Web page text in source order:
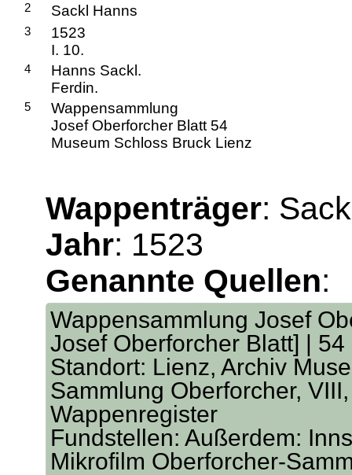
2 Sackl Hanns
3
1523
I. 10.
4
Hanns Sackl.
Ferdin.
5
Wappensammlung
Josef Oberforcher Blatt 54
Museum Schloss Bruck Lienz
Wappenträger:
Jahr: 1523
Genannte Quellen:
Wappensammlung Josef
Josef Oberforcher Blatt] | 54
Standort: Lienz, Archiv
Sammlung Oberforcher,
Wappenregister
Fundstellen: Außerdem:
Mikrofilm Oberforcher-